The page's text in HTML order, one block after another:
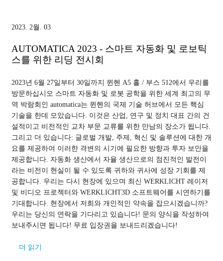
2023. 2월. 03
AUTOMATICA 2023 - 스마트 자동화 및 로보틱
스를 위한 리딩 전시회
2023년 6월 27일부터 30일까지 뮌헨 A5 홀 / 부스 512에서 우리를
방문하십시오 스마트 자동화 및 로봇 공학을 위한 세계 최고의 무
역 박람회인 automatica는 뮌헨의 국제 기술 허브에서 모든 핵심
기술을 한데 모았습니다. 이것은 산업, 연구 및 정치 대표 간의 건
설적이고 비전적인 교차 부문 교류를 위한 만남의 장소가 됩니다.
그리고 더 있습니다: 글로벌 개발, 주제, 혁신 및 솔루션에 대한 개
요를 제공하여 이러한 격변의 시기에 필요한 방향과 투자 보안을
제공합니다. 자동화 생산에서 자율 생산으로의 점진적인 발전이
라는 비전이 현실이 될 수 있도록 귀하와 귀사에 성장 기회를 제
공합니다. 우리는 다시 현장에 있으며 최신 WERKLICHT 레이저
및 비디오 프로젝터와 WERKLICHT3D 소프트웨어를 시연하기를
기대합니다. 현장에서 저희와 개인적인 약속을 잡으시겠습니까?
우리는 당신의 연락을 기다리고 있습니다! 문의 양식을 작성하여
보내주시면 됩니다! 무료 입장권을 보내드리겠습니다!
더 읽기